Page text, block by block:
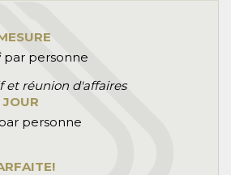
par personne
et réunion d'affaires
personne